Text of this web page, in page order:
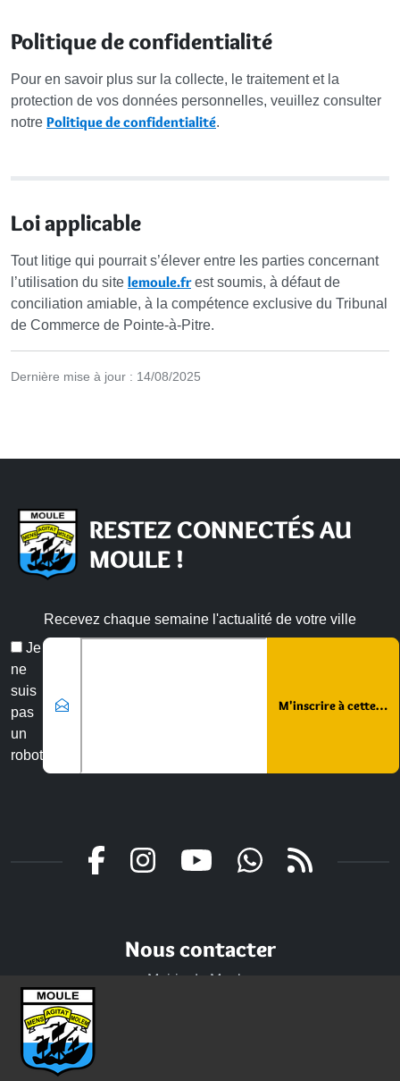
Politique de confidentialité
Pour en savoir plus sur la collecte, le traitement et la
protection de vos données personnelles, veuillez consulter
notre Politique de confidentialité.
Loi applicable
Tout litige qui pourrait s’élever entre les parties concernant
l’utilisation du site lemoule.frest soumis, à défaut de
conciliation amiable, à la compétence exclusive du Tribunal
de Commerce de Pointe-à-Pitre.
Dernière mise à jour : 14/08/2025
RESTEZ CONNECTÉS AU
MOULE !
Recevez chaque semaine l'actualité de votre ville
Je
ne
suis
pas
un
robot
Email
Nous contacter
Mairie du Moule,